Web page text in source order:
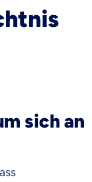
sich an